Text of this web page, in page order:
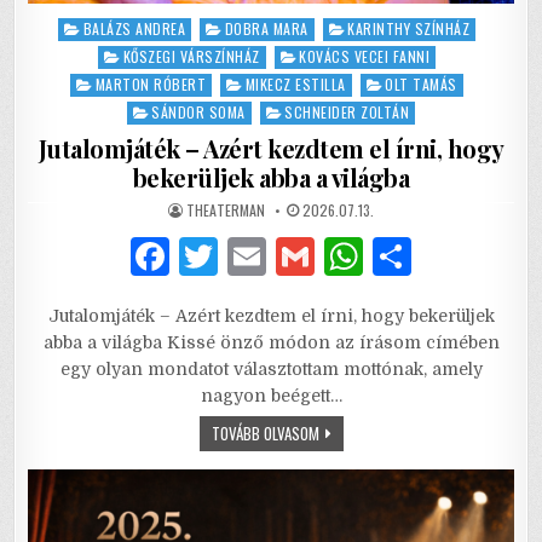
Posted
BALÁZS ANDREA DOBRA MARA
KARINTHY SZÍNHÁZ
KŐSZEGI VÁRSZÍNHÁZ
KOVÁCS VECEI FANNI
MARTON RÓBERT
MIKECZ ESTILLA
OLT TAMÁS
SÁNDOR SOMA
SCHNEIDER ZOLTÁN
Jutalomjáték – Azért kezdtem el írni, hogy
bekerüljek abba a világba
AUTHOR:
THEATERMAN PUBLISHED
DATE:
2026.07.13.
F
c
e
b
k
T
it
te
r
E
ai
l
G
ai
l
W
at
s
p
ar
e
Jutalomjáték – Azért kezdtem el írni, hogy bekerüljek
abba a világba Kissé önző módon az írásom címében
egy olyan mondatot választottam mottónak, amely
nagyon beégett…
TOVÁBB OLVASOMJUTALOMJÁTÉK
–
AZÉRT
KEZDTEM